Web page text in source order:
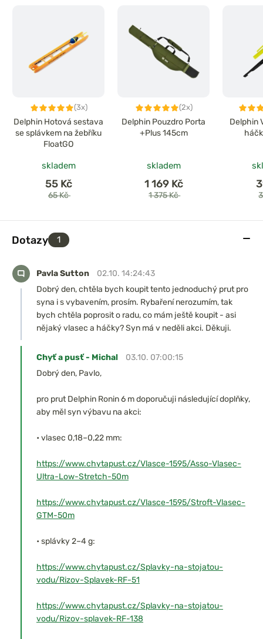
(3x)
Delphin Hotová sestava
se splávkem na žebříku
FloatGO
skladem
55 Kč
65 Kč
(2x)
Delphin Pouzdro Porta
+Plus 145cm
skladem
1 169 Kč
1 375 Kč
Delphin
Dotazy 1
Pavla Sutton
02.10. 14:24:43
Dobrý den, chtěla bych koupit tento jednoduchý prut pro
syna i s vybavením, prosím. Rybaření nerozumím, tak
bych chtěla poprosit o radu, co mám ještě koupit - asi
nějaký vlasec a háčky? Syn má v neděli akci. Děkuji.
Chyť a pusť - Michal
03.10. 07:00:15
Dobrý den, Pavlo,
pro prut Delphin Ronin 6 m doporučuji následující doplňky,
aby měl syn výbavu na akci:
• vlasec 0,18–0,22 mm:
https://www.chytapust.cz/Vlasce-1595/Asso-Vlasec-
Ultra-Low-Stretch-50m
https://www.chytapust.cz/Vlasce-1595/Stroft-Vlasec-
GTM-50m
• splávky 2–4 g:
https://www.chytapust.cz/Splavky-na-stojatou-
vodu/Rizov-Splavek-RF-51
https://www.chytapust.cz/Splavky-na-stojatou-
vodu/Rizov-splavek-RF-138